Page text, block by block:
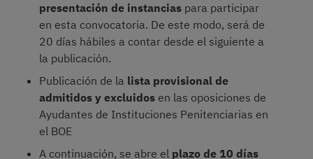
presentación de instancias para participar
en esta convocatoria. De este modo, será de
20 días hábiles a contar desde el siguiente a
la publicación.
Publicación de la lista provisional de
admitidos y excluidos en las oposiciones de
Ayudantes de Instituciones Penitenciarias en
el BOE
A continuación, se abre el plazo de 10 días